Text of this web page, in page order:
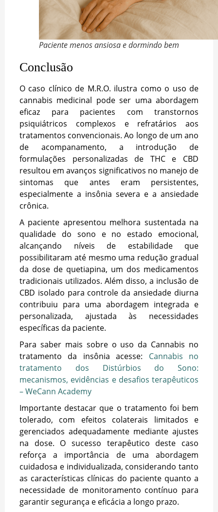
Paciente menos ansiosa e dormindo bem
Conclusão
O caso clínico de M.R.O. ilustra como o uso de
cannabis medicinal pode ser uma abordagem
eficaz para pacientes com transtornos
psiquiátricos complexos e refratários aos
tratamentos convencionais. Ao longo de um ano
de acompanamento, a introdução de
formulações personalizadas de THC e CBD
resultou em avanços significativos no manejo de
sintomas que antes eram persistentes,
especialmente a insônia severa e a ansiedade
crônica.
A paciente apresentou melhora sustentada na
qualidade do sono e no estado emocional,
alcançando níveis de estabilidade que
possibilitaram até mesmo uma redução gradual
da dose de quetiapina, um dos medicamentos
tradicionais utilizados. Além disso, a inclusão de
CBD isolado para controle da ansiedade diurna
contribuiu para uma abordagem integrada e
personalizada, ajustada às necessidades
específicas da paciente.
Para saber mais sobre o uso da Cannabis no
tratamento da insônia acesse: Cannabis no
tratamento dos Distúrbios do Sono:
mecanismos, evidências e desafios terapêuticos
– WeCann Academy
Importante destacar que o tratamento foi bem
tolerado, com efeitos colaterais limitados e
gerenciados adequadamente mediante ajustes
na dose. O sucesso terapêutico deste caso
reforça a importância de uma abordagem
cuidadosa e individualizada, considerando tanto
as características clínicas do paciente quanto a
necessidade de monitoramento contínuo para
garantir segurança e eficácia a longo prazo.